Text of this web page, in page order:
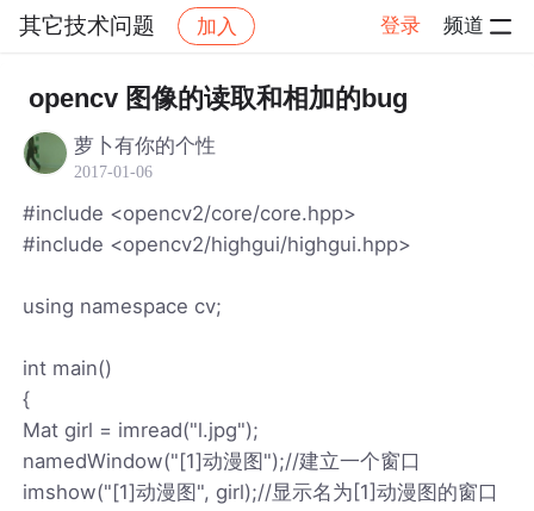
其它技术问题 加入 登录 频道
其它技术问题 帖子详情
opencv 图像的读取和相加的bug
萝卜有你的个性
2017-01-06
#include <opencv2/core/core.hpp>
#include <opencv2/highgui/highgui.hpp>
using namespace cv;
int main()
{
Mat girl = imread("l.jpg");
namedWindow("[1]动漫图");//建立一个窗口
imshow("[1]动漫图", girl);//显示名为[1]动漫图的窗口